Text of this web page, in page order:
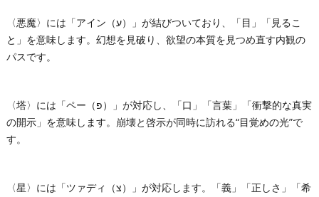
〈悪魔〉には「アイン（ע）」が結びついており、「目」「見るこ
と」を意味します。幻想を見破り、欲望の本質を見つめ直す内観の
パスです。
〈塔〉には「ペー（פ）」が対応し、「口」「言葉」「衝撃的な真実
の開示」を意味します。崩壊と啓示が同時に訪れる“目覚めの光”で
す。
〈星〉には「ツァディ（צ）」が対応します。「義」「正しさ」「希